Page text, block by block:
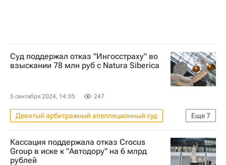
Суд поддержал отказ "Ингосстраху" во
взыскании 78 млн руб с Natura Siberica
5 сентября 2024, 14:05 247
Еще7
Девятый арбитражный апелляционный суд
Происшествия
Коммерческая недвижимость
Москва
Московская область (Подмосковье)
Кассация поддержала отказ Crocus
Group в иске к "Автодору" на 6 млрд
рублей